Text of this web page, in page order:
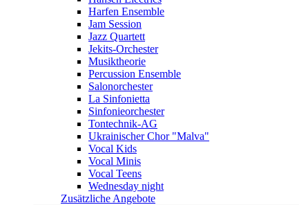
Harfen Ensemble
Jam Session
Jazz Quartett
Jekits-Orchester
Musiktheorie
Percussion Ensemble
Salonorchester
La Sinfonietta
Sinfonieorchester
Tontechnik-AG
Ukrainischer Chor "Malva"
Vocal Kids
Vocal Minis
Vocal Teens
Wednesday night
Zusätzliche Angebote